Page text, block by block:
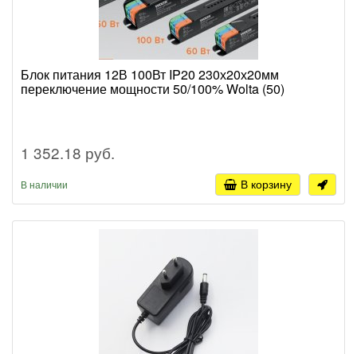
Блок питания 12В 100Вт IP20 230х20х20мм
переключение мощности 50/100% Wolta (50)
1 352.18 руб.
В наличии В корзину